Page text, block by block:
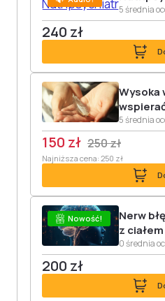
5 średnia
240 zł
Wysoka
5 średnia
150 zł 250 zł
Najniższa cena: 250 zł
Nowość!
Nerw
z ciałem
0 średnia
200 zł